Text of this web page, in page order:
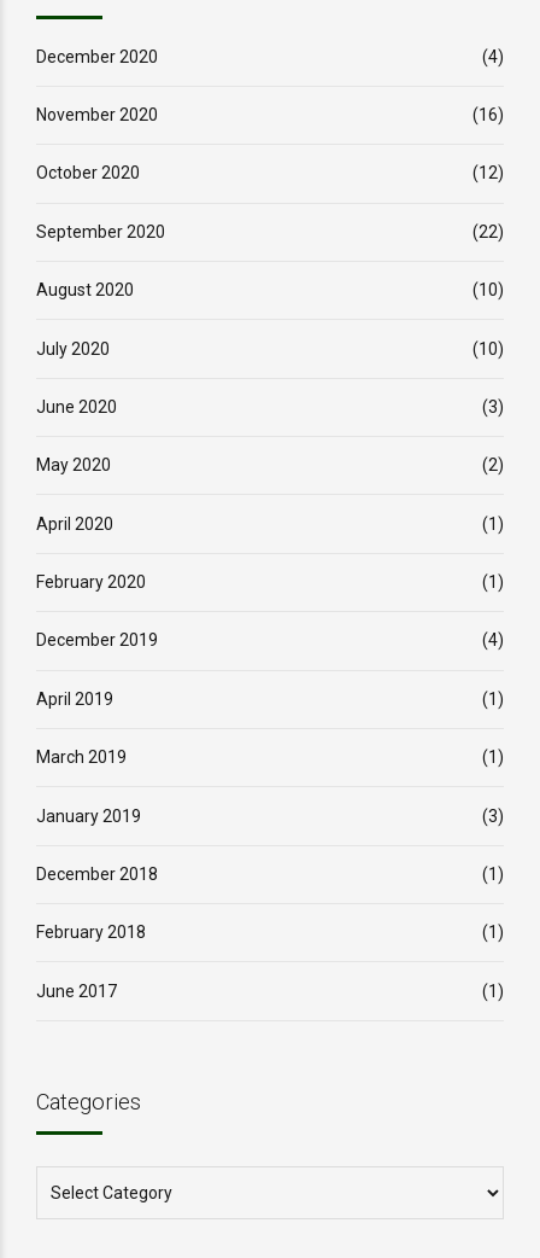
December 2020 (4)
November 2020 (16)
October 2020 (12)
September 2020 (22)
August 2020 (10)
July 2020 (10)
June 2020 (3)
May 2020 (2)
April 2020 (1)
February 2020 (1)
December 2019 (4)
April 2019 (1)
March 2019 (1)
January 2019 (3)
December 2018 (1)
February 2018 (1)
June 2017 (1)
Categories